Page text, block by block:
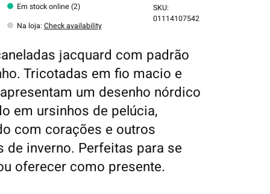
Em stock online (2)
Na loja: Check availability
SKU:
01114107542
jacquard com padrão
Tricotadas em fio macio e
um desenho nórdico
em ursinhos de pelúcia,
com corações e outros
de inverno. Perfeitas para se
oferecer como presente.